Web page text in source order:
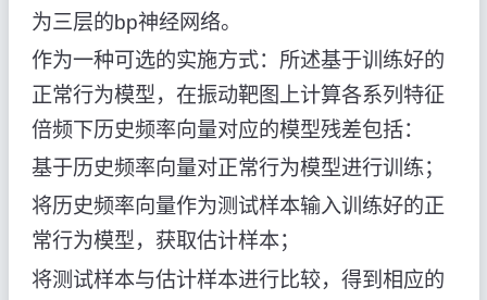
为三层的bp神经网络。
作为一种可选的实施方式：所述基于训练好的
正常行为模型，在振动靶图上计算各系列特征
倍频下历史频率向量对应的模型残差包括：
基于历史频率向量对正常行为模型进行训练；
将历史频率向量作为测试样本输入训练好的正
常行为模型，获取估计样本；
将测试样本与估计样本进行比较，得到相应的